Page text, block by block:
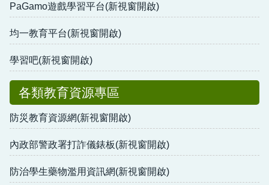
PaGamo遊戲學習平台(新視窗開啟)
均一教育平台(新視窗開啟)
學習吧(新視窗開啟)
各類教育資源專區
防災教育資源網(新視窗開啟)
內政部警政署打詐儀錶板(新視窗開啟)
防治學生藥物濫用資訊網(新視窗開啟)